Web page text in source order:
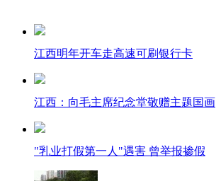
江西明年开车走高速可刷银行卡
江西：向毛主席纪念堂敬赠主题国画
"乳业打假第一人"遇害 曾举报掺假